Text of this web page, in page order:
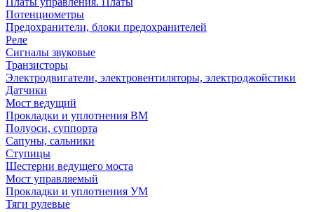
Потенциометры
Предохранители, блоки предохранителей
Реле
Сигналы звуковые
Транзисторы
Электродвигатели, электровентиляторы, электроджойстики
Датчики
Мост ведущий
Прокладки и уплотнения ВМ
Полуоси, суппорта
Сапуны, сальники
Ступицы
Шестерни ведущего моста
Мост управляемый
Прокладки и уплотнения УМ
Тяги рулевые